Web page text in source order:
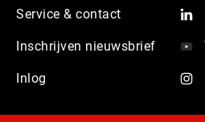
Service & contact
Inschrijven nieuwsbrief
Inlog